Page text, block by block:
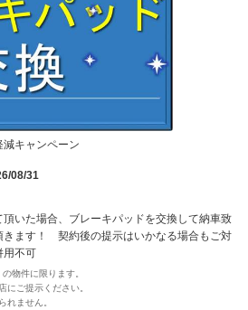
キャンペーン
08/31
頂いた場合、ブレーキパッドを交換して納車致
きます！ 契約後の提示はいかなる場合もご対
用不可
物件に限ります。
にご提示ください。
れません。